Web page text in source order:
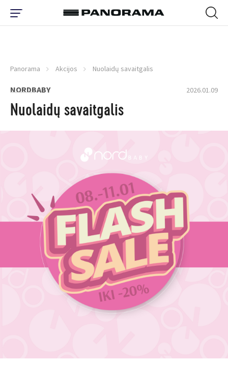
Panorama Akcijos Nuolaidų savaitgalis
NORDBABY 2026.01.09
Nuolaidų savaitgalis